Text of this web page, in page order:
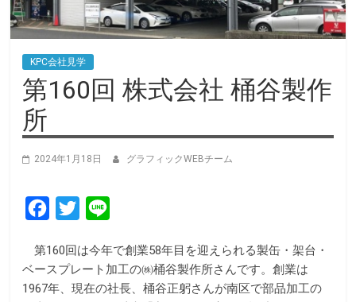
KPC会社見学
第160回 株式会社 桶谷製作
所
2024年1月18日 グラフィックWEBチーム
c
e
T
i
t
n
e
第160回は今年で創業58年目を迎えられる製缶・架台・
ベースプレート加工の㈱桶谷製作所さんです。創業は
1967年、現在の社長、桶谷正躬さんが南区で部品加工の